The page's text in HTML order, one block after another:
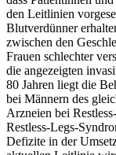
den Leitlinien
Blutverdünner
zwischen den
Frauen schlechter
die angezeigten
80 Jahren liegt die
bei Männern des
Arzneien bei
Restless-Legs-
Defizite in der